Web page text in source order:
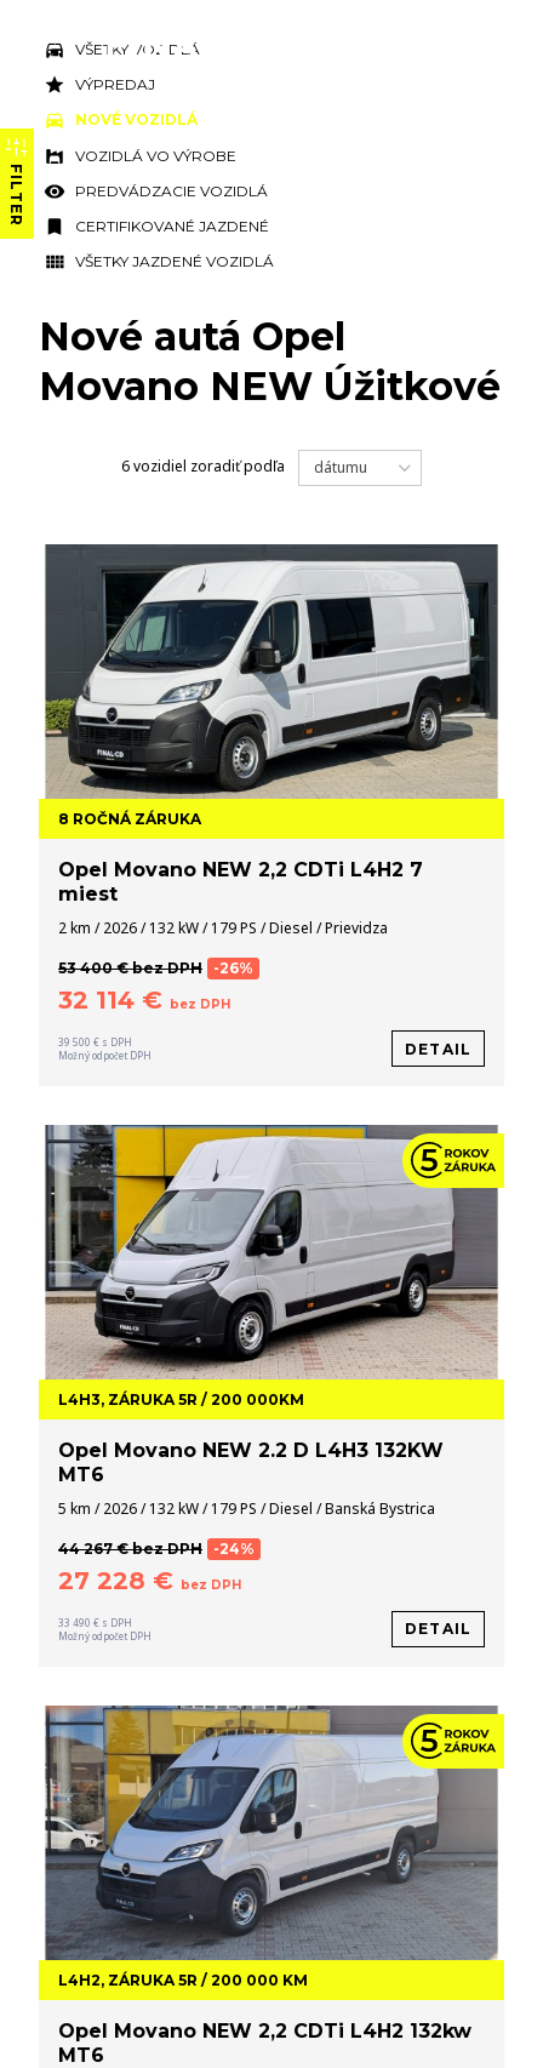
FILTER
VŠETKY VOZIDLÁ
VÝPREDAJ
NOVÉ VOZIDLÁ
VOZIDLÁ VO VÝROBE
PREDVÁDZACIE VOZIDLÁ
CERTIFIKOVANÉ JAZDENÉ
VŠETKY JAZDENÉ VOZIDLÁ
Nové autá Opel
Movano NEW Úžitkové
6 vozidiel zoradiť podľa dátumu
8 ROČNÁ ZÁRUKA
Opel Movano NEW 2,2 CDTi L4H2 7
miest
2 km / 2026 / 132 kW / 179 PS / Diesel / Prievidza
53 400 € bez DPH -26%
32 114 € bez DPH
39 500 € s DPH
Možný odpočet DPH
DETAIL
L4H3, ZÁRUKA 5R / 200 000KM
Opel Movano NEW 2.2 D L4H3 132KW
MT6
5 km / 2026 / 132 kW / 179 PS / Diesel / Banská Bystrica
44 267 € bez DPH -24%
27 228 € bez DPH
33 490 € s DPH
Možný odpočet DPH
DETAIL
L4H2, ZÁRUKA 5R / 200 000 KM
Opel Movano NEW 2,2 CDTi L4H2 132kw
MT6